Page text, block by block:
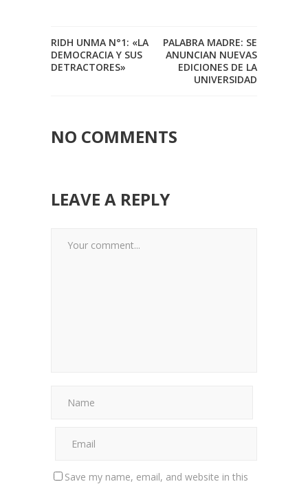
RIDH UNMA N°1: «LA
DEMOCRACIA Y SUS
DETRACTORES»
PALABRA MADRE: SE
ANUNCIAN NUEVAS
EDICIONES DE LA
UNIVERSIDAD
NO COMMENTS
LEAVE A REPLY
Save my name, email, and website in this